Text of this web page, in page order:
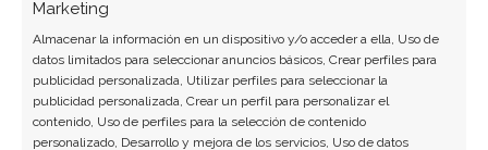
Marketing
Almacenar la información en un dispositivo y/o acceder a ella, Uso de
datos limitados para seleccionar anuncios básicos, Crear perfiles para
publicidad personalizada, Utilizar perfiles para seleccionar la
publicidad personalizada, Crear un perfil para personalizar el
contenido, Uso de perfiles para la selección de contenido
personalizado, Desarrollo y mejora de los servicios, Uso de datos